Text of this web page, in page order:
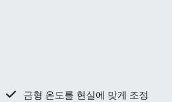
금형 온도를 현실에 맞게 조정